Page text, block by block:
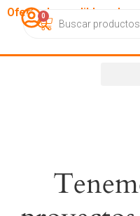
OfertasImperdibles.cl
CatálogoContacto
0